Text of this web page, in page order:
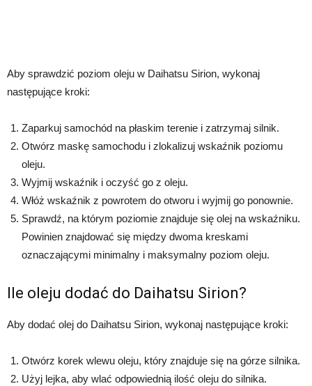
Aby sprawdzić poziom oleju w Daihatsu Sirion, wykonaj
następujące kroki:
Zaparkuj samochód na płaskim terenie i zatrzymaj silnik.
Otwórz maskę samochodu i zlokalizuj wskaźnik poziomu
oleju.
Wyjmij wskaźnik i oczyść go z oleju.
Włóż wskaźnik z powrotem do otworu i wyjmij go ponownie.
Sprawdź, na którym poziomie znajduje się olej na wskaźniku.
Powinien znajdować się między dwoma kreskami
oznaczającymi minimalny i maksymalny poziom oleju.
Ile oleju dodać do Daihatsu Sirion?
Aby dodać olej do Daihatsu Sirion, wykonaj następujące kroki:
Otwórz korek wlewu oleju, który znajduje się na górze silnika.
Użyj lejka, aby wlać odpowiednią ilość oleju do silnika.